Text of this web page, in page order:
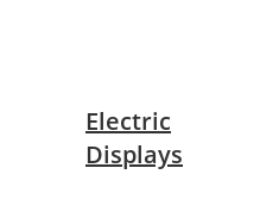
Electric
Displays